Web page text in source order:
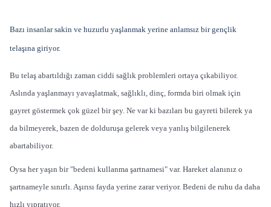
Bazı insanlar sakin ve huzurlu yaşlanmak yerine anlamsız bir gençlik
telaşına giriyor.
Bu telaş abartıldığı zaman ciddi sağlık problemleri ortaya çıkabiliyor.
Aslında yaşlanmayı yavaşlatmak, sağlıklı, dinç, formda biri olmak için
gayret göstermek çok güzel bir şey. Ne var ki bazıları bu gayreti bilerek ya
da bilmeyerek, bazen de dolduruşa gelerek veya yanlış bilgilenerek
abartabiliyor.
Oysa her yaşın bir "bedeni kullanma şartnamesi" var. Hareket alanınız o
şartnameyle sınırlı. Aşırısı fayda yerine zarar veriyor. Bedeni de ruhu da daha
hızlı yıpratıyor.